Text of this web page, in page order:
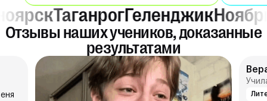
ГеленджикНоябрьскСочи
Отзывы наших учеников, доказанные
результатами